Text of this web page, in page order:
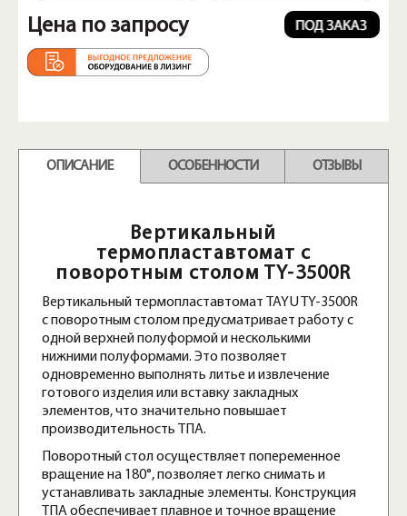
Цена по запросу
ОПИСАНИЕ ОСОБЕННОСТИ ОТЗЫВЫ
Вертикальный
термопластавтомат с
поворотным столом TY-3500R
Вертикальный термопластавтомат TAYU TY-3500R
с поворотным столом предусматривает работу с
одной верхней полуформой и несколькими
нижними полуформами. Это позволяет
одновременно выполнять литье и извлечение
готового изделия или вставку закладных
элементов, что значительно повышает
производительность ТПА.
Поворотный стол осуществляет попеременное
вращение на 180°, позволяет легко снимать и
устанавливать закладные элементы. Конструкция
ТПА обеспечивает плавное и точное вращение